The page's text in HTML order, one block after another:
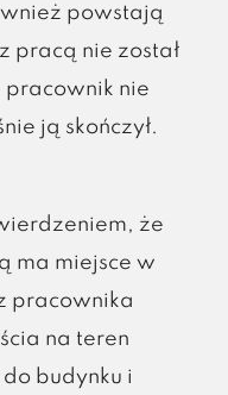
powstają
pracą nie został
nie
ją skończył.
że
ma miejsce w
pracownika
na teren
budynku i